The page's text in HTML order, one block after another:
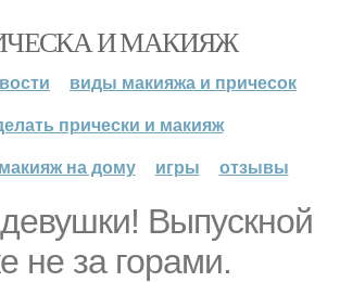
И МАКИЯЖ
виды макияжа и причесок
прически и макияж
на дому
игры отзывы
Выпускной
не за горами.